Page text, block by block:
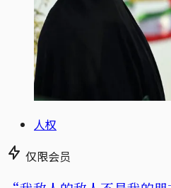
人权
仅限会员